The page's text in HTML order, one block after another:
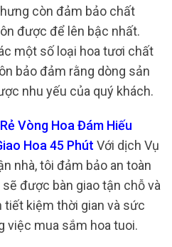
còn đảm bảo chất
được để lên bậc nhất.
một số loại hoa tươi chất
bảo đảm rằng dòng sản
nhu yếu của quý khách.
Vòng Hoa Đám Hiếu
Hoa 45 Phút Với dịch Vụ
nhà, tôi đảm bảo an toàn
được bàn giao tận chỗ và
tiết kiệm thời gian và sức
việc mua sắm hoa tuoi.